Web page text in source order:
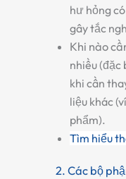
hư hỏng
gây tắc
Khi nào
nhiều (đặc
khi cần
liệu khác
phẩm).
Tìm hiểu
2. Các bộ